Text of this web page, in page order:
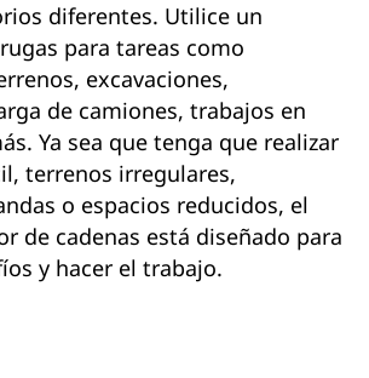
diferentes. Utilice un
para tareas como
excavaciones,
de camiones, trabajos en
Ya sea que tenga que realizar
terrenos irregulares,
o espacios reducidos, el
de cadenas está diseñado para
y hacer el trabajo.